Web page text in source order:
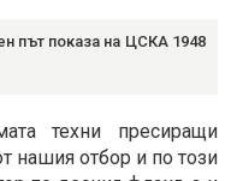
път показа на ЦСКА 1948
техни пресиращи
нашия отбор и по този